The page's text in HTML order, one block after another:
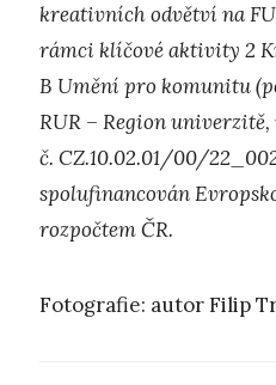
kreativních odvětví na
rámci klíčové aktivity 2
B Umění pro komunitu
RUR – Region
č. CZ.10.02.01/00/
spolufinancován
rozpočtem ČR.
Fotografie: autor Filip